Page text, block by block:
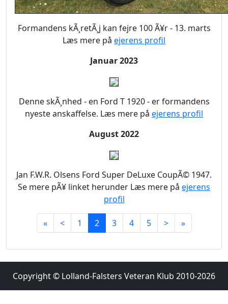
Formandens kÃ¸retÃ¸j kan fejre 100 Ã¥r - 13. marts
Læs mere på ejerens profil
Januar 2023
Denne skÃ¸nhed - en Ford T 1920 - er formandens
nyeste anskaffelse. Læs mere på ejerens profil
August 2022
Jan F.W.R. Olsens Ford Super DeLuxe CoupÃ© 1947.
Se mere pÃ¥ linket herunder Læs mere på ejerens
profil
« < 1 2 3 4 5 > »
Copyright © Lolland-Falsters Veteran Klub 2010-2026